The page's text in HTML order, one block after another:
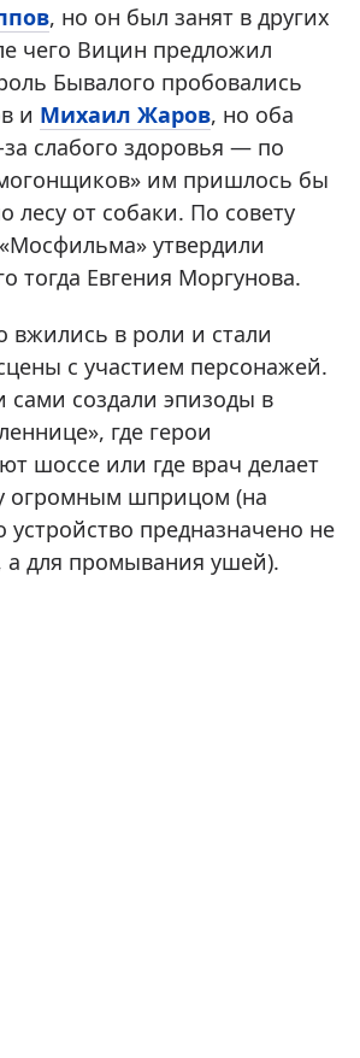
, но он был занят в других
чего Вицин предложил
Бывалого пробовались
и Михаил Жаров, но оба
за слабого здоровья — по
им пришлось бы
лесу от собаки. По совету
утвердили
тогда Евгения Моргунова.
вжились в роли и стали
с участием персонажей.
создали эпизоды в
где герои
шоссе или где врач делает
огромным шприцом (на
устройство предназначено не
для промывания ушей).